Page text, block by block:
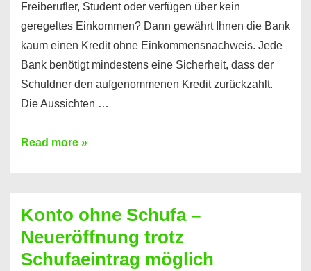
Freiberufler, Student oder verfügen über kein
geregeltes Einkommen? Dann gewährt Ihnen die Bank
kaum einen Kredit ohne Einkommensnachweis. Jede
Bank benötigt mindestens eine Sicherheit, dass der
Schuldner den aufgenommenen Kredit zurückzahlt.
Die Aussichten …
Mit
Sie
einen
Kredit
Read more »
Konto ohne Schufa –
Neueröffnung trotz
Schufaeintrag möglich